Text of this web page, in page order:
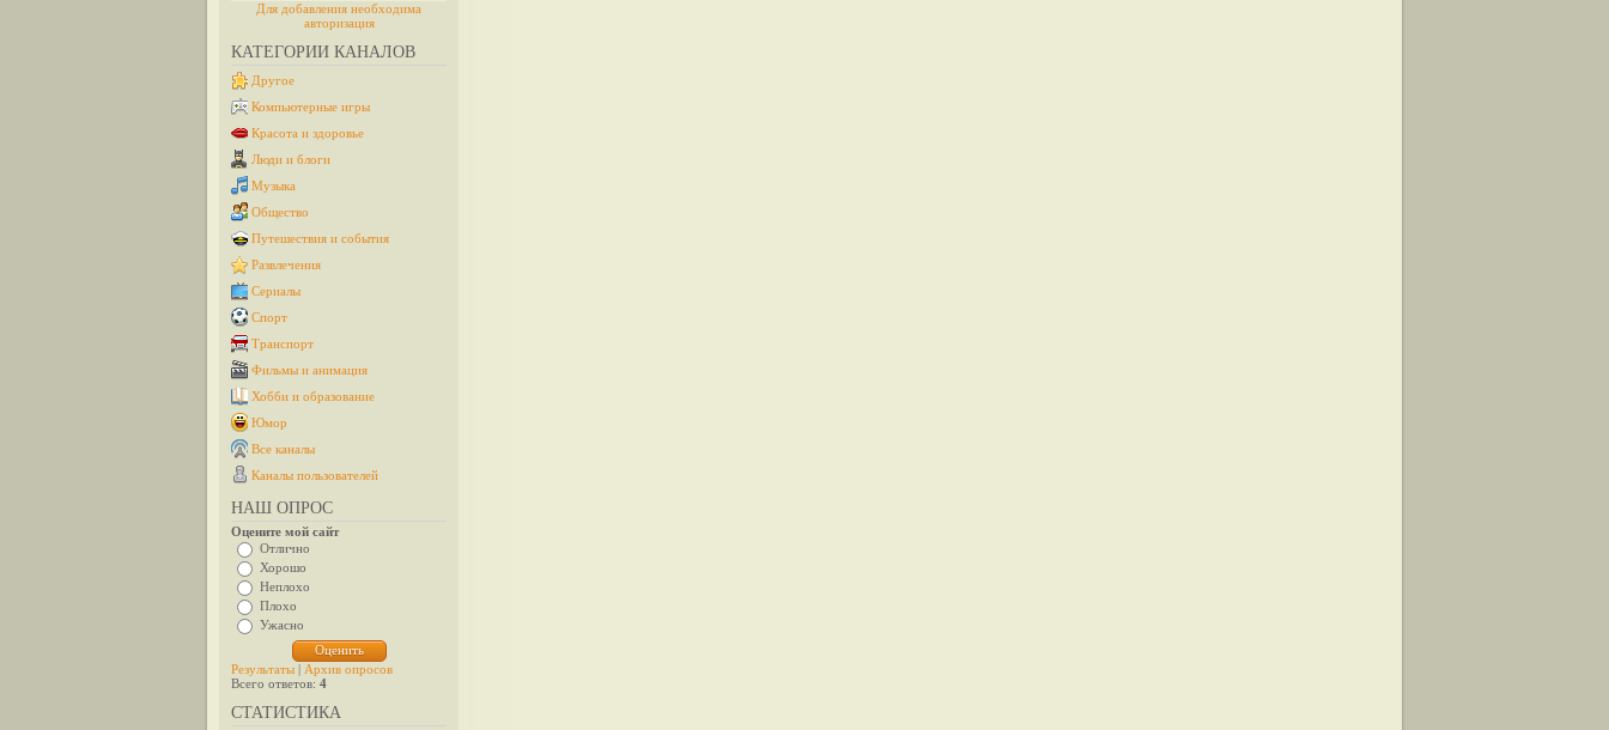
Для добавления необходима
авторизация
КАТЕГОРИИ КАНАЛОВ
Другое
Компьютерные игры
Красота и здоровье
Люди и блоги
Музыка
Общество
Путешествия и события
Развлечения
Сериалы
Спорт
Транспорт
Фильмы и анимация
Хобби и образование
Юмор
Все каналы
Каналы пользователей
НАШ ОПРОС
Оцените мой сайт
Отлично
Хорошо
Неплохо
Плохо
Ужасно
Результаты | Архив опросов
Всего ответов: 4
СТАТИСТИКА